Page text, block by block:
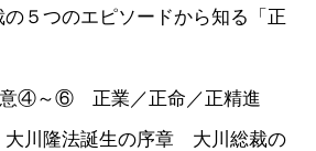
５つのエピソードから知る「正
意④～⑥ 正業／正命／正精進
川隆法誕生の序章 大川総裁の